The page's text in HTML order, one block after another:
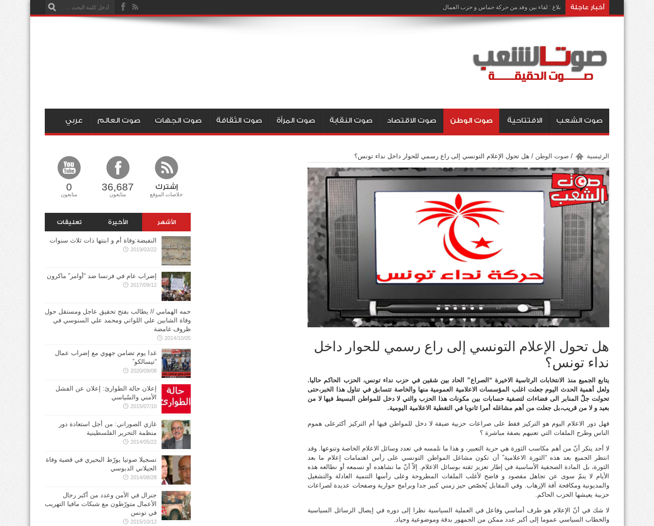
أخبار عاجلة بلاغ : لقاء بين وفد من حركة حماس و حزب العمال
صوت الشعب الافتتاحية صوت الوطن صوت الاقتصاد صوت النقابة صوت المرأة صوت الثقافة صوت الجهات صوت العالم عربي
الرئيسية / صوت الوطن / هل تحول الإعلام التونسي إلى راع رسمي للحوار داخل نداء تونس؟
هل تحول الإعلام التونسي إلى راع رسمي للحوار داخل
نداء تونس؟
يتابع الجميع منذ الانتخابات الرئاسية الاخيرة “الصراع” الحاد بين شقين في حزب نداء تونس، الحزب الحاكم حاليا.
ولعل أهمية الحدث اليوم جعلت اغلب المؤسسات الاعلامية العمومية منها والخاصة تتسابق في تناول هذا الخبر،حتى
تحولت جلّ المنابر الى فضاءات لتصفية حسابات بين مكونات هذا الحزب والتي لا دخل للمواطن البسيط فيها لا من
بعيد و لا من قريب،بل جعلت من أهم مشاغله أمرا ثانويا في التغطية الاعلامية اليومية.
فهل دور الاعلام اليوم هو التركيز فقط على صراعات حزبية ضيقة لا دخل للمواطن فيها أم التركيز أكثرعلى هموم
الناس وطرح الملفات التي تعنيهم بصفة مباشرة ؟
لا أحد ينكر أنّ من أهم مكاسب الثورة هي حرية التعبير، و هذا ما نلمسه في تعدد وسائل الاعلام الخاصة وتنوعها. وقد
انتظر الجميع بعد هذه “الثورة الاعلامية” أن تكون مشاغل المواطن التونسي على رأس اهتمامات إعلام ما بعد
الثورة، بل المادة الصحفية الأساسية في إطار تعزيز ثقته بوسائل الاعلام. إلاّ أنّ ما نشاهده أو نسمعه أو نطالعه هذه
الأيام لا ينمّ سوى عن تجاهل مقصود و فاضح لأغلب الملفات المطروحة وعلى رأسها التنمية العادلة والتشغيل
والمديونية ومكافحة آفة الإرهاب. وفي المقابل يُخصّص حيز زمني كبير جدا وبرامج حوارية وصفحات عديدة لصراعات
حزبية يعيشها الحزب الحاكم.
لا شك في أنّ الإعلام هو طرف أساسي وفاعل في العملية السياسية نظرا إلى دوره في إيصال الرسائل السياسية
والخطاب السياسي عموما إلى أكبر عدد ممكن من الجمهور بدقة وموضوعية وحياد.
إشترك
خلاصات الموقع
36,687
متابعون
0
متابعون
الأشهر الأخيرة تعليقات
النفيضة:وفاة أم و ابنتها ذات ثلاث سنوات
2019/03/22
إضراب عام في فرنسا ضد “أوامر” ماكرون
2017/09/12
حمه الهمامي // يطالب بفتح تحقيق عاجل ومستقل حول
وفاة الشابين علي اللواتي ومحمد علي السنوسي في
ظروف غامضة
2014/10/05
غدا يوم تضامن جهوي مع إضراب عمال
“تيسالكو”
2020/09/08
إعلان حالة الطوارئ: إعلان عن الفشل
الأمني والسّياسي
2015/07/10
غازي الصوراني: من أجل استعادة دور
منظمة التحرير الفلسطينية
2014/05/22
تسجيلا صوتيا يورّط البحيري في قضية وفاة
الجيلاني الدبوسي
2014/08/28
جنرال في الأمن وعدد من أكبر رجال
الأعمال متورّطون مع شبكات مافيا التهريب
في تونس
2015/10/12